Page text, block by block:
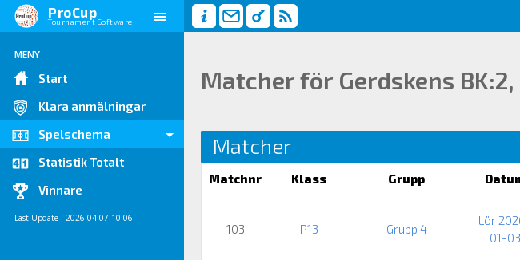
ProCup
Tournament Software
MENY
Start
Klara anmälningar
Spelschema
Statistik Totalt
Vinnare
Last Update : 2026-04-07 10:06
Matcher för Gerdskens BK:2,
Matcher
Matchnr Klass Grupp
103 P13 Grupp 4
Lör
01-03